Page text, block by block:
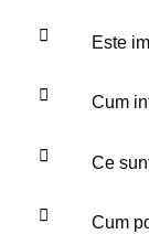
Este
Cum
Ce
Cum